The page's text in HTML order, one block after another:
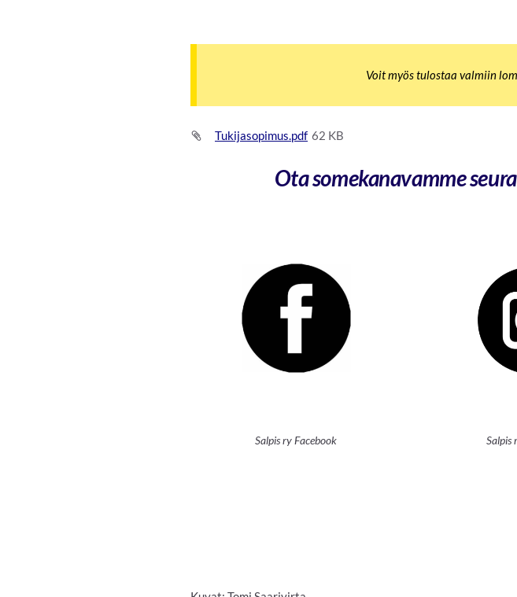
Voit myös tulostaa valmiin
Tukijasopimus.pdf 62 KB
Ota somekanavamme
Salpis ry Facebook Salpis